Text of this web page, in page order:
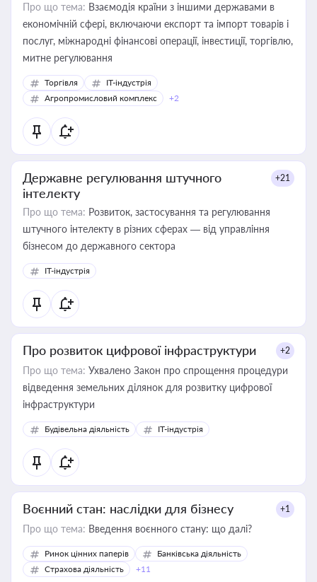
Про що тема: Взаємодія країни з іншими державами в
економічній сфері, включаючи експорт та імпорт товарів і
послуг, міжнародні фінансові операції, інвестиції, торгівлю,
митне регулювання
Торгівля
IT-індустрія
Агропромисловий комплекс
+2
Державне регулювання штучного
інтелекту
+21
Про що тема: Розвиток, застосування та регулювання
штучного інтелекту в різних сферах — від управління
бізнесом до державного сектора
IT-індустрія
Про розвиток цифрової інфраструктури +2
Про що тема: Ухвалено Закон про спрощення процедури
відведення земельних ділянок для розвитку цифрової
інфраструктури
Будівельна діяльність IT-індустрія
Воєнний стан: наслідки для бізнесу +1
Про що тема: Введення воєнного стану: що далі?
Ринок цінних паперів
Банківська діяльність
Страхова діяльність
+11